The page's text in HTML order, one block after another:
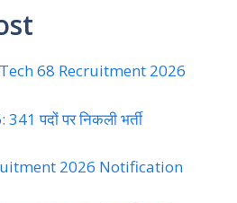
68 Recruitment 2026
341 पदों पर निकली भर्ती
2026 Notification